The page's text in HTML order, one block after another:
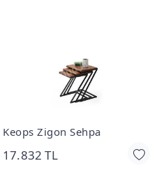
Keops Zigon Sehpa
17.832 TL